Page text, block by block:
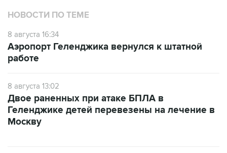
8 августа 16:34
работе
8 августа 13:02
Геленджике детей перевезены на лечение в
Москву